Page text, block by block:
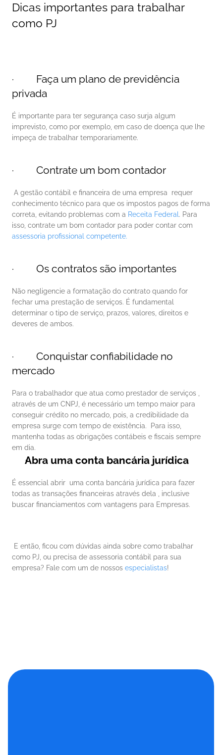
Dicas importantes para trabalhar
como PJ
·         Faça um plano de previdência
privada
É importante para ter segurança caso surja algum
imprevisto, como por exemplo, em caso de doença que lhe
impeça de trabalhar temporariamente.
·         Contrate um bom contador
conhecimento técnico para que os impostos pagos de forma
correta, evitando problemas com a Receita Federal . Para
assessoria profissional competente.
·         Os contratos são importantes
Não negligencie a formatação do contrato quando for
fechar uma prestação de serviços. É fundamental
determinar o tipo de serviço, prazos, valores, direitos e
deveres de ambos.
·         Conquistar confiabilidade no
mercado
Para o trabalhador que atua como prestador de serviços ,
através de um CNPJ, é necessário um tempo maior para
conseguir crédito no mercado, pois, a credibilidade da
empresa surge com tempo de existência.  Para isso,
mantenha todas as obrigações contábeis e fiscais sempre
em dia.
Abra uma conta bancária jurídica
É essencial abrir  uma conta bancária jurídica para fazer
todas as transações financeiras através dela , inclusive
buscar financiamentos com vantagens para Empresas.
como PJ, ou precisa de assessoria contábil para sua
empresa? Fale com um de nossos especialistas!